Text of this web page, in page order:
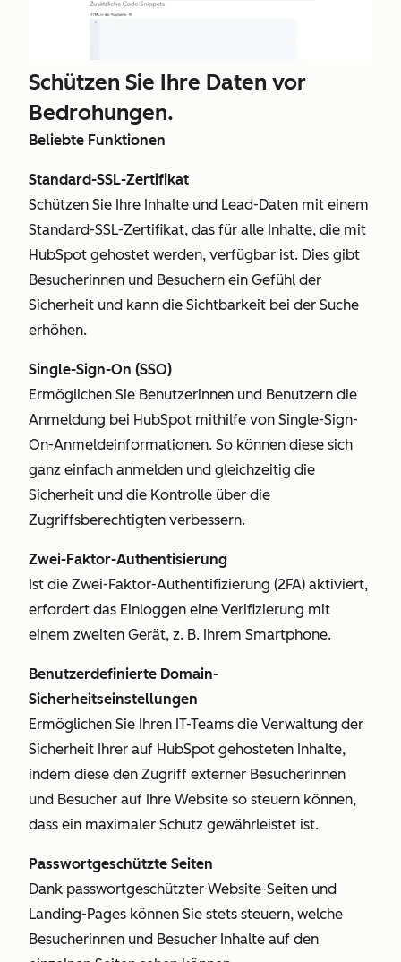
Schützen Sie Ihre Daten vor
Bedrohungen.
Beliebte Funktionen
Standard-SSL-Zertifikat
Schützen Sie Ihre Inhalte und Lead-Daten mit einem
Standard-SSL-Zertifikat, das für alle Inhalte, die mit
HubSpot gehostet werden, verfügbar ist. Dies gibt
Besucherinnen und Besuchern ein Gefühl der
Sicherheit und kann die Sichtbarkeit bei der Suche
erhöhen.
Single-Sign-On (SSO)
Ermöglichen Sie Benutzerinnen und Benutzern die
Anmeldung bei HubSpot mithilfe von Single-Sign-
On-Anmeldeinformationen. So können diese sich
ganz einfach anmelden und gleichzeitig die
Sicherheit und die Kontrolle über die
Zugriffsberechtigten verbessern.
Zwei-Faktor-Authentisierung
Ist die Zwei-Faktor-Authentifizierung (2FA) aktiviert,
erfordert das Einloggen eine Verifizierung mit
einem zweiten Gerät, z. B. Ihrem Smartphone.
Benutzerdefinierte Domain-
Sicherheitseinstellungen
Ermöglichen Sie Ihren IT-Teams die Verwaltung der
Sicherheit Ihrer auf HubSpot gehosteten Inhalte,
indem diese den Zugriff externer Besucherinnen
und Besucher auf Ihre Website so steuern können,
dass ein maximaler Schutz gewährleistet ist.
Passwortgeschützte Seiten
Dank passwortgeschützter Website-Seiten und
Landing-Pages können Sie stets steuern, welche
Besucherinnen und Besucher Inhalte auf den